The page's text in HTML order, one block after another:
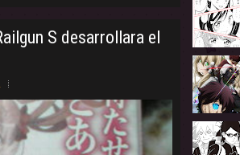
S desarrollara el